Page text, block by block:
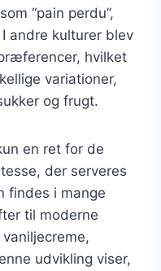
“pain perdu”,
andre kulturer blev
hvilket
variationer,
og frugt.
en ret for de
der serveres
findes i mange
til moderne
udvikling viser,